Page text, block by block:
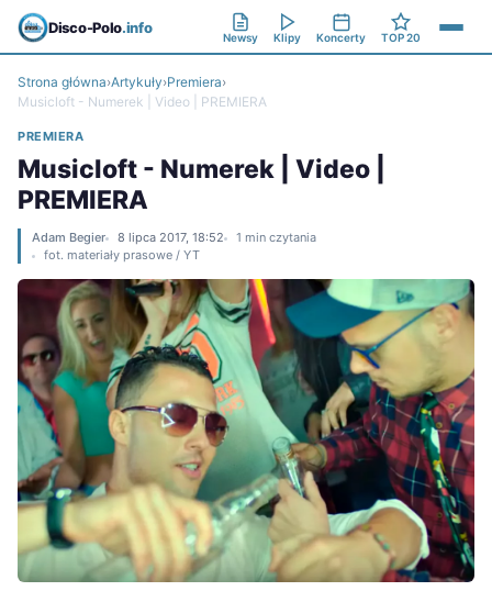
Disco-Polo.info
Newsy Klipy Koncerty TOP 20
Strona główna›Artykuły›Premiera›
Musicloft - Numerek | Video | PREMIERA
PREMIERA
Musicloft - Numerek | Video |
PREMIERA
Adam Begier 8 lipca 2017, 18:52
1 min czytania
fot. materiały prasowe / YT